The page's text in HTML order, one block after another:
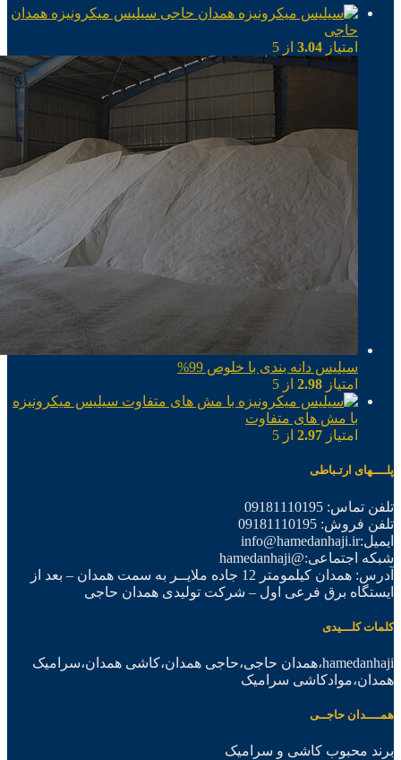
سیلیس میکرونیزه همدان
حاجی
امتیاز 3.04 از 5
سیلیس دانه بندی با خلوص 99%
امتیاز 2.98 از 5
سیلیس میکرونیزه
با مش های متفاوت
امتیاز 2.97 از 5
پلــــهای ارتـباطی
تلفن تماس: 09181110195
تلفن فروش: 09181110195
ایمیل:info@hamedanhaji.ir
شبکه اجتماعی:@hamedanhaji
آدرس: همدان کیلمومتر 12 جاده ملایــر به سمت همدان – بعد از
ایستگاه برق فرعی اول – شرکت تولیدی همدان حاجی
کلمات کلـــیدی
hamedanhaji،همدان حاجی،حاجی همدان،کاشی همدان،سرامیک
همدان،موادکاشی سرامیک
همــــدان حاجــی
برند محبوب کاشی و سرامیک